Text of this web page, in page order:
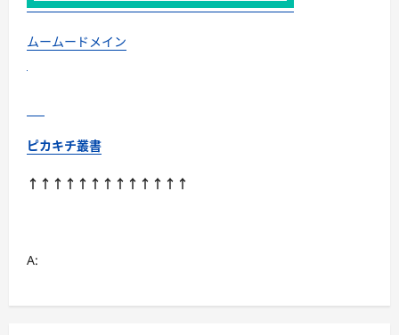
ムームードメイン
ピカキチ叢書
↑↑↑↑↑↑↑↑↑↑↑↑↑
A: